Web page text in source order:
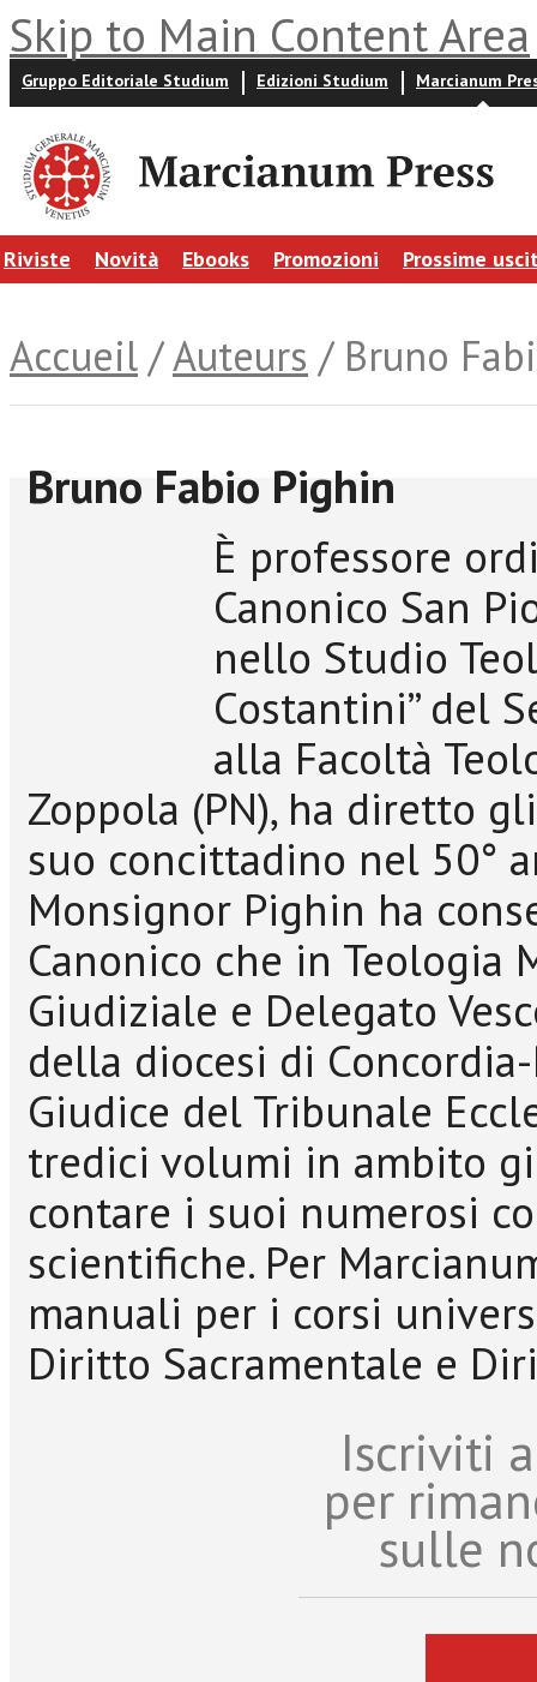
Skip to Main Content Area
Gruppo Editoriale Studium Edizioni Studium Marcianum
Riviste Novità Ebooks Promozioni Prossime
Accueil /Auteurs / Bruno
Bruno Fabio Pighin
È professore
Canonico San
nello Studio
Costantini” del
alla Facoltà
Zoppola (PN), ha diretto
suo concittadino nel 50°
Monsignor Pighin ha
Canonico che in Teologia
Giudiziale e Delegato
della diocesi di
Giudice del Tribunale
tredici volumi in ambito
contare i suoi numerosi
scientifiche. Per
manuali per i corsi
Diritto Sacramentale e
Iscriviti
per
sulle